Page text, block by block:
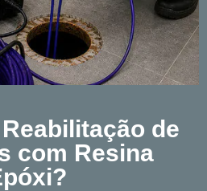
de
com Resina